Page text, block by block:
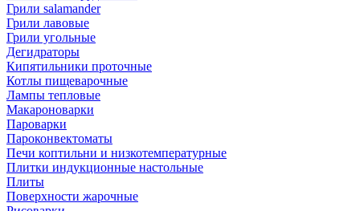
Грили salamander
Грили лавовые
Грили угольные
Дегидраторы
Кипятильники проточные
Котлы пищеварочные
Лампы тепловые
Макароноварки
Пароварки
Пароконвектоматы
Печи коптильни и низкотемпературные
Плитки индукционные настольные
Плиты
Поверхности жарочные